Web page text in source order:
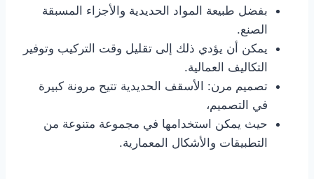
بفضل طبيعة المواد الحديدية والأجزاء المسبقة
الصنع.
يمكن أن يؤدي ذلك إلى تقليل وقت التركيب وتوفير
التكاليف العمالية.
تصميم مرن: الأسقف الحديدية تتيح مرونة كبيرة
في التصميم،
حيث يمكن استخدامها في مجموعة متنوعة من
التطبيقات والأشكال المعمارية.